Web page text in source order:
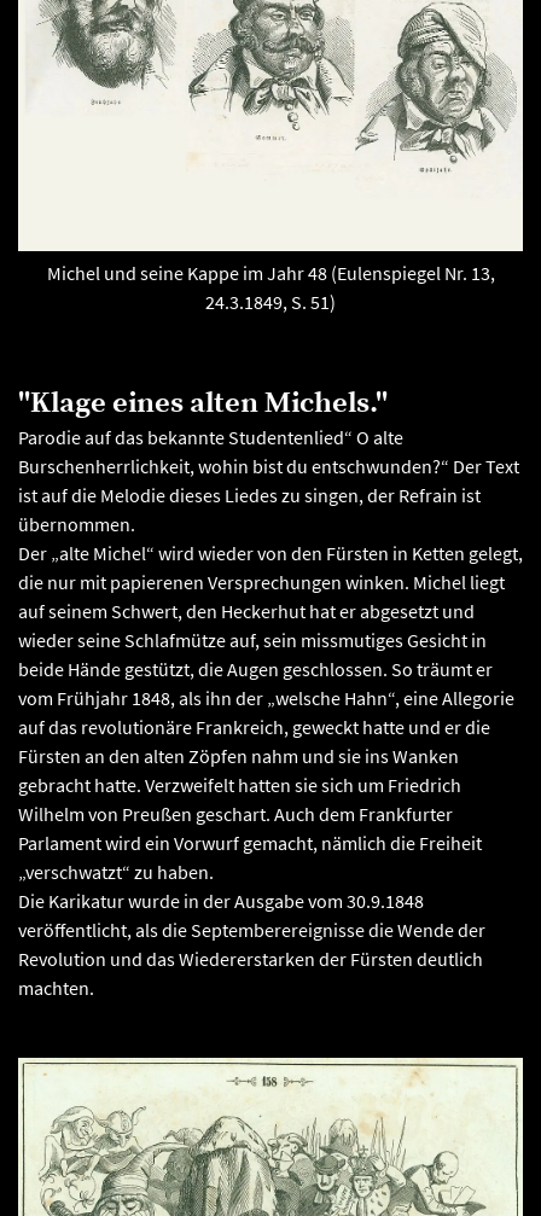
Michel und seine Kappe im Jahr 48 (Eulenspiegel Nr. 13,
24.3.1849, S. 51)
"Klage eines alten Michels."
Parodie auf das bekannte Studentenlied“ O alte
Burschenherrlichkeit, wohin bist du entschwunden?“ Der Text
ist auf die Melodie dieses Liedes zu singen, der Refrain ist
übernommen.
Der „alte Michel“ wird wieder von den Fürsten in Ketten gelegt,
die nur mit papierenen Versprechungen winken. Michel liegt
auf seinem Schwert, den Heckerhut hat er abgesetzt und
wieder seine Schlafmütze auf, sein missmutiges Gesicht in
beide Hände gestützt, die Augen geschlossen. So träumt er
vom Frühjahr 1848, als ihn der „welsche Hahn“, eine Allegorie
auf das revolutionäre Frankreich, geweckt hatte und er die
Fürsten an den alten Zöpfen nahm und sie ins Wanken
gebracht hatte. Verzweifelt hatten sie sich um Friedrich
Wilhelm von Preußen geschart. Auch dem Frankfurter
Parlament wird ein Vorwurf gemacht, nämlich die Freiheit
„verschwatzt“ zu haben.
Die Karikatur wurde in der Ausgabe vom 30.9.1848
veröffentlicht, als die Septemberereignisse die Wende der
Revolution und das Wiedererstarken der Fürsten deutlich
machten.